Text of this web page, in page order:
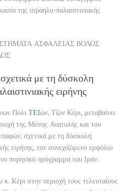
της ισραηλο-παλαιστινιακής
ΑΣΦΑΛΕΙΑΣ ΒΟΛΟΣ
με τη δύσκολη
ειρήνης
Πολι ΤΕΙών, Τζον Κέρι, μεταβαίνει
της Μέσης Ανατολής και του
σχετικά με τη δύσκολη
ειρήνης, τον συνεχιζόμενο εμφύλιο
πυρηνικό πρόγραμμα του Ιράν.
Κέρι στην περιοχή τους τελευταίους